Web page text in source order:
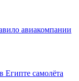
авиакомпании
Египте самолёта